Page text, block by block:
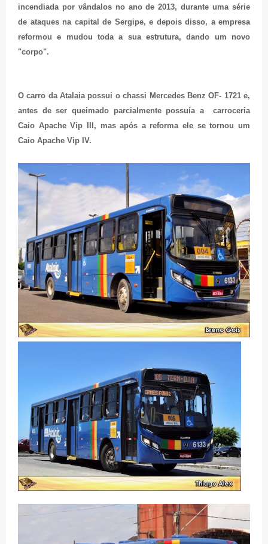
incendiada por vândalos no ano de 2013, durante uma série
de ataques na capital de Sergipe, e depois disso, a empresa
reformou e mudou toda a sua estrutura, dando um novo
"corpo".
O carro da Atalaia possui o chassi Mercedes Benz OF- 1721 e,
antes de ser queimado parcialmente possuía a carroceria
Caio Apache Vip III, mas após a reforma ele se tornou um
Caio Apache Vip IV.